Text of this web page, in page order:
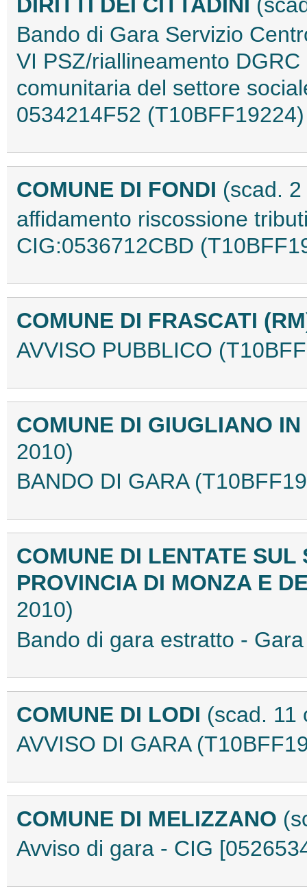
Bando di Gara Servizio
VI PSZ/riallineamento
comunitaria del settore
0534214F52 (T10BFF19224)
COMUNE DI FONDI (scad.
affidamento riscossione
CIG:0536712CBD
COMUNE DI FRASCATI
AVVISO PUBBLICO
COMUNE DI GIUGLIANO
2010)
BANDO DI GARA
COMUNE DI LENTATE SUL
PROVINCIA DI MONZA E
2010)
Bando di gara estratto -
COMUNE DI LODI (scad. 11
AVVISO DI GARA
COMUNE DI MELIZZANO
Avviso di gara - CIG